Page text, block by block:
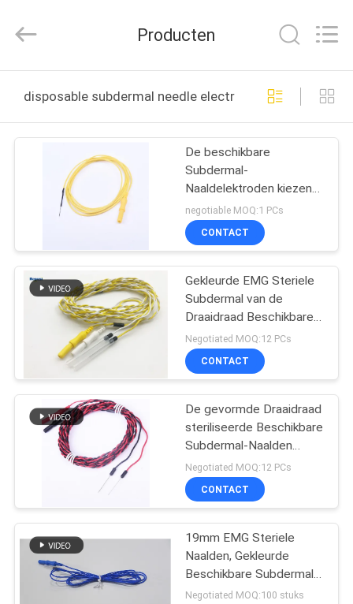
PRODUCTEN
ONGEVEER
FABRIEKSREIS
KWALITEITSCONTROLE
CONTACTEER
ONS
NIEUWS
OM EEN
CITAAT
SITEMAP
Co.,Ltd..
Producten
disposable subdermal needle electrodes online
De beschikbare
Subdermal-
Naaldelektroden kiezen
Lood met Schakelaar uit
negotiable MOQ:1 PCs
CONTACT
Gekleurde EMG Steriele
Subdermal van de
Draaidraad Beschikbare
Naaldelektroden
Negotiated MOQ:12 PCs
CONTACT
De gevormde Draaidraad
steriliseerde Beschikbare
Subdermal-Naalden
0.4x19mm
Negotiated MOQ:12 PCs
CONTACT
19mm EMG Steriele
Naalden, Gekleurde
Beschikbare Subdermal-
Naalden
Negotiated MOQ:100 stuks